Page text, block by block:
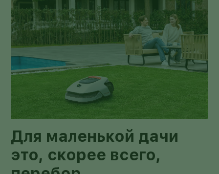
Для маленькой дачи
это, скорее всего,